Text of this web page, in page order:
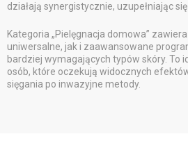
działają synergistycznie, uzupełniając
Kategoria „Pielęgnacja domowa”
uniwersalne, jak i zaawansowane
bardziej wymagających typów skóry. To
osób, które oczekują widocznych
sięgania po inwazyjne metody.